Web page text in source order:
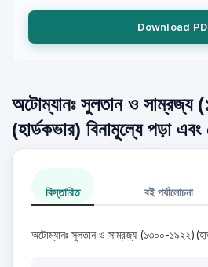
Download
অটোম্যানঃ সুলতান ও সাম্রজ্য
(হার্ডকভার) বিনামূল্যে পড়া এবং
বিস্তারিত বই পর্যালোচনা
অটোম্যানঃ সুলতান ও সাম্রজ্য (১৩০০-